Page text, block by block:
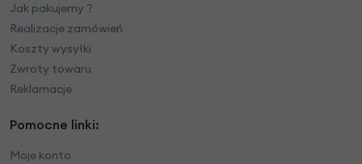
Jak pakujemy ?
Realizacje zamówień
Koszty wysyłki
Zwroty towaru
Reklamacje
Pomocne linki:
Moje konto